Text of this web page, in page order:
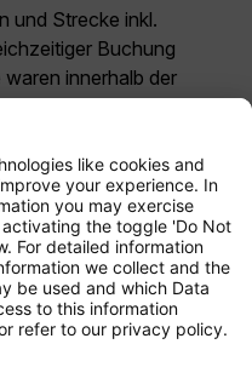
und Strecke inkl.
Buchung
innerhalb der
sind
Bei den für die
Tarifen handelt es
restriktivste
Gebühren
andere optionale
dieAllgemeinen